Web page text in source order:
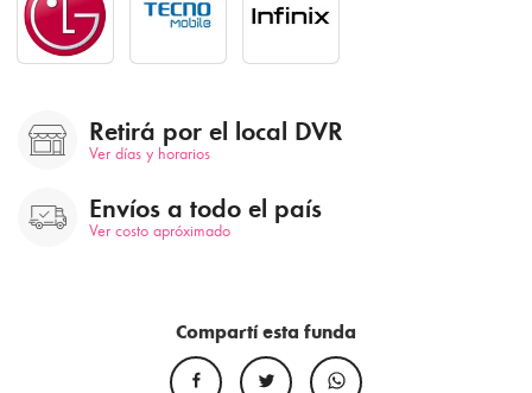
Retirá por el local DVR
Ver días y horarios
Envíos a todo el país
Ver costo apróximado
Compartí esta funda